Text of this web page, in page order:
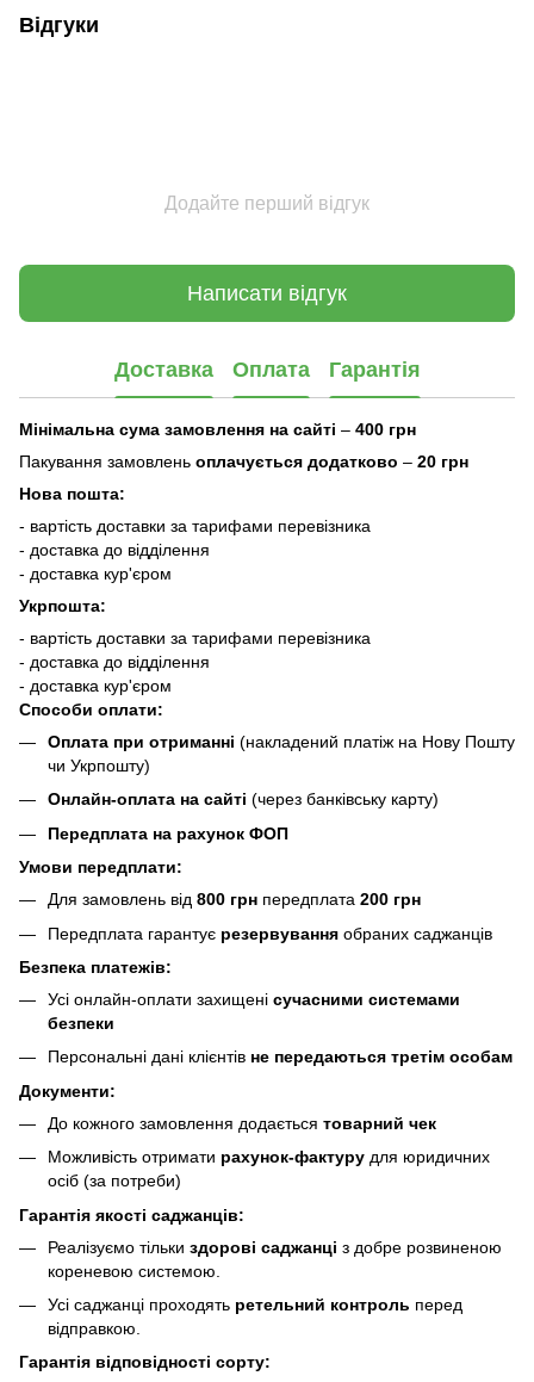
Відгуки
Додайте перший відгук
Написати відгук
Доставка Оплата Гарантія
Мінімальна сума замовлення на сайті – 400 грн
Пакування замовлень оплачується додатково – 20 грн
Нова пошта:
- вартість доставки за тарифами перевізника
- доставка до відділення
- доставка кур'єром
Укрпошта:
- вартість доставки за тарифами перевізника
- доставка до відділення
- доставка кур'єром
Способи оплати:
Оплата при отриманні (накладений платіж на Нову Пошту
чи Укрпошту)
Онлайн-оплата на сайті (через банківську карту)
Передплата на рахунок ФОП
Умови передплати:
Для замовлень від 800 грн передплата 200 грн
Передплата гарантує резервування обраних саджанців
Безпека платежів:
Усі онлайн-оплати захищені сучасними системами
безпеки
Персональні дані клієнтів не передаються третім особам
Документи:
До кожного замовлення додається товарний чек
Можливість отримати рахунок-фактуру для юридичних
осіб (за потреби)
Гарантія якості саджанців:
Реалізуємо тільки здорові саджанці з добре розвиненою
кореневою системою.
Усі саджанці проходять ретельний контроль перед
відправкою.
Гарантія відповідності сорту: